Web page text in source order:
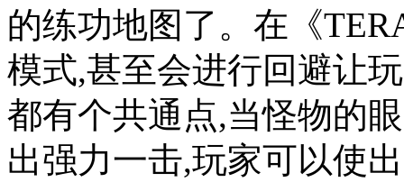
的练功地图了。在《
模式,甚至会进行回避让
都有个共通点,当怪物的
出强力一击,玩家可以使